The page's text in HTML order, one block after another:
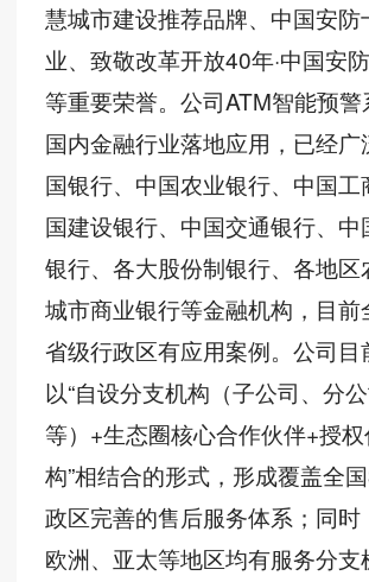
慧城市建设推荐品牌、中国安防
业、致敬改革开放40年·中国安
等重要荣誉。公司ATM智能预
国内金融行业落地应用，已经广
国银行、中国农业银行、中国工
国建设银行、中国交通银行、
银行、各大股份制银行、各地区
城市商业银行等金融机构，目前
省级行政区有应用案例。公司目
以“自设分支机构（子公司、分
等）+生态圈核心合作伙伴+授
构”相结合的形式，形成覆盖全
政区完善的售后服务体系；同时
欧洲、亚太等地区均有服务分支